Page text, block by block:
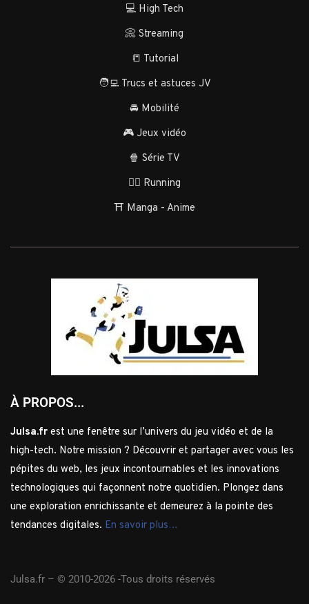
💻 High Tech
📀 Streaming
📒 Tutorial
🧑‍💻 Trucs et astuces JV
🚘 Mobilité
🎮 Jeux vidéo
🍿 Série TV
🏃‍♂️ Running
⛩️ Manga - Anime
À PROPOS...
Julsa.fr est une fenêtre sur l’univers du jeu vidéo et de la
high-tech. Notre mission ? Découvrir et partager avec vous les
pépites du web, les jeux incontournables et les innovations
technologiques qui façonnent notre quotidien. Plongez dans
une exploration enrichissante et demeurez à la pointe des
tendances digitales. En savoir plus…
Julsa.fr – © 2010-2026 -Tous droits réservés